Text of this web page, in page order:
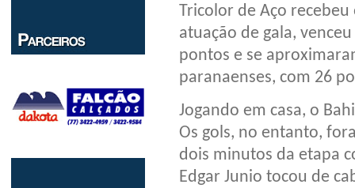
Tricolor de Aço
atuação de gala,
pontos e se
paranaenses, com 26
Jogando em casa, o
Os gols, no entanto,
dois minutos da etapa
Edgar Junio tocou de